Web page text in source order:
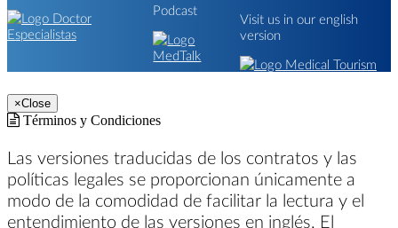
Podcast
Visit us in our english
version
×Close
Términos y Condiciones
Las versiones traducidas de los contratos y las
políticas legales se proporcionan únicamente a
modo de la comodidad de facilitar la lectura y el
entendimiento de las versiones en inglés. El